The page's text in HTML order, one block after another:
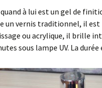
à lui est un gel de
un vernis traditionnel, il
ou acrylique, il brille
sous lampe UV. La